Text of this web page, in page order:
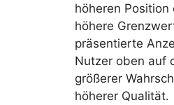
höheren Position
höhere
präsentierte
Nutzer oben auf
größerer
höherer Qualität.